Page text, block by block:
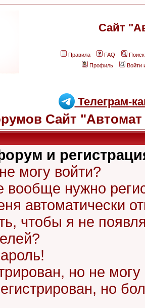
Сайт
Правила FAQ
Поиск
Профиль
Войти
Телеграм-
Сайт "Автомат
и
могу войти?
вообще нужно
автоматически
чтобы я не
но не могу
но